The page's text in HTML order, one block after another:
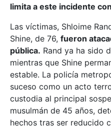
limita a este incidente
Las víctimas, Shloime
Shine, de 76, fueron
pública. Rand ya ha sido
mientras que Shine
estable. La policía
suceso como un acto
custodia al principal
musulmán de 45 años,
hechos tras ser reducido